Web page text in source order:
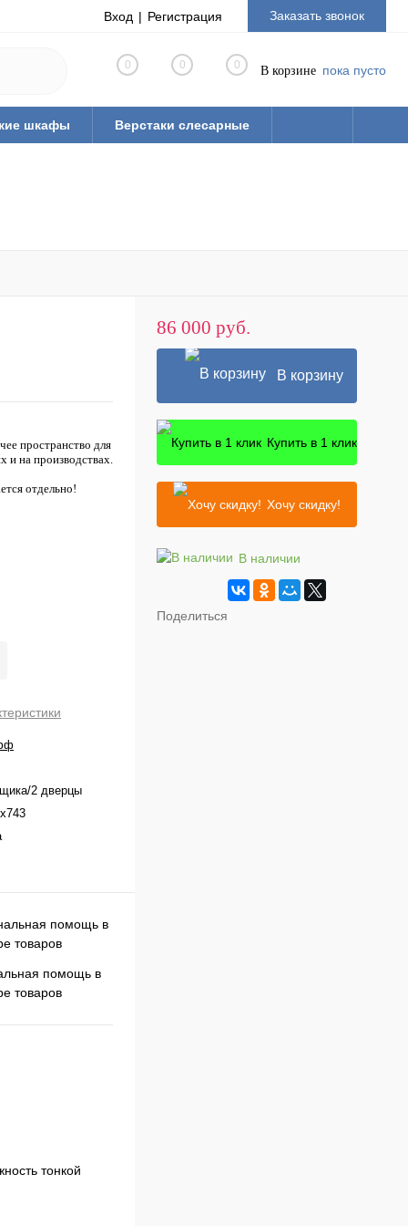
Вход Регистрация Заказать звонок
0 0 0 В корзине пока пусто
шкафы Верстаки слесарные
пространство для
и на производствах.
отдельно!
2 дверцы
помощь в
товаров
тонкой
86 000 руб.
В корзину
Купить в 1 клик
Хочу скидку!
В наличии
Поделиться